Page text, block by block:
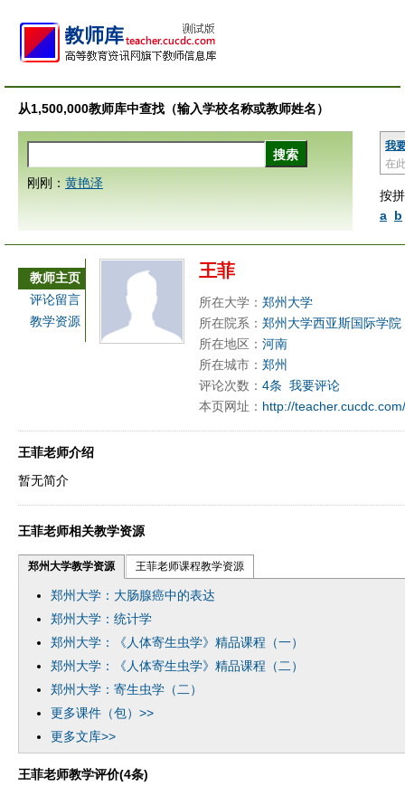
从1,500,000教师库中查找（输入学校名称或教师姓名）
我
在
按
a b
刚刚： 黄艳泽
教师主页
评论留言
教学资源
王菲
所在大学： 郑州大学
所在院系： 郑州大学西亚斯国际学
所在地区： 河南
所在城市： 郑州
评论次数： 4条 我要评论
本页网址： http://
王菲老师介绍
暂无简介
王菲老师相关教学资源
郑州大学教学资源 王菲老师课程教学资源
郑州大学：大肠腺癌中的表达
郑州大学：统计学
郑州大学：《人体寄生虫学》精品课程（一）
郑州大学：《人体寄生虫学》精品课程（二）
郑州大学：寄生虫学（二）
更多课件（包）>>
更多文库>>
王菲老师教学评价(4条)